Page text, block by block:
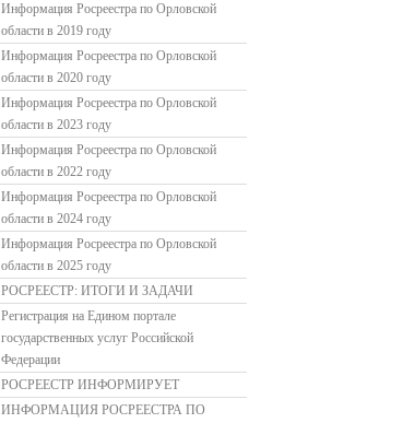
Информация Росреестра по Орловской
области в 2019 году
Информация Росреестра по Орловской
области в 2020 году
Информация Росреестра по Орловской
области в 2023 году
Информация Росреестра по Орловской
области в 2022 году
Информация Росреестра по Орловской
области в 2024 году
Информация Росреестра по Орловской
области в 2025 году
РОСРЕЕСТР: ИТОГИ И ЗАДАЧИ
Регистрация на Едином портале
государственных услуг Российской
Федерации
РОСРЕЕСТР ИНФОРМИРУЕТ
ИНФОРМАЦИЯ РОСРЕЕСТРА ПО